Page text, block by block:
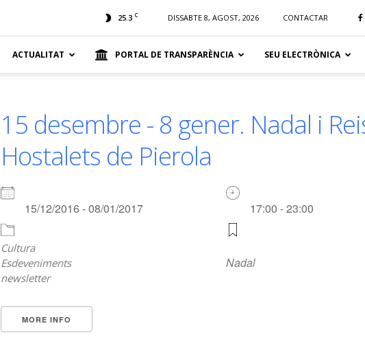
25.3 C DISSABTE 8, AGOST, 2026 CONTACTAR
ACTUALITAT PORTAL DE TRANSPARÈNCIA SEU ELECTRÒNICA
15 desembre - 8 gener. Nadal i
Hostalets de Pierola
15/12/2016 - 08/01/2017 17:00 - 23:00
Cultura
Esdeveniments
newsletter
Nadal
MORE INFO